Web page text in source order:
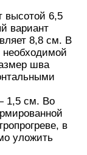
высотой 6,5
вариант
8,8 см. В
необходимой
шва
1,5 см. Во
в
уложить